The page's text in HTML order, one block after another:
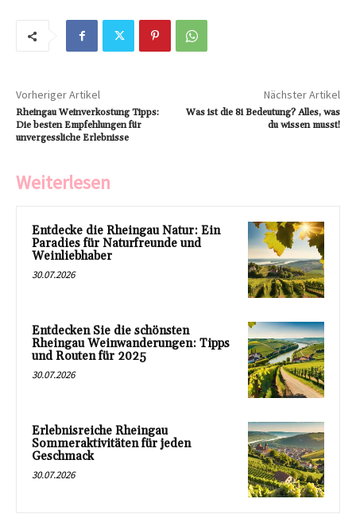
Vorheriger Artikel
Rheingau Weinverkostung Tipps:
Die besten Empfehlungen für
unvergessliche Erlebnisse
Nächster Artikel
Was ist die 8i Bedeutung? Alles, was
du wissen musst!
Weiterlesen
Entdecke die Rheingau Natur: Ein
Paradies für Naturfreunde und
Weinliebhaber
30.07.2026
Entdecken Sie die schönsten
Rheingau Weinwanderungen: Tipps
und Routen für 2025
30.07.2026
Erlebnisreiche Rheingau
Sommeraktivitäten für jeden
Geschmack
30.07.2026